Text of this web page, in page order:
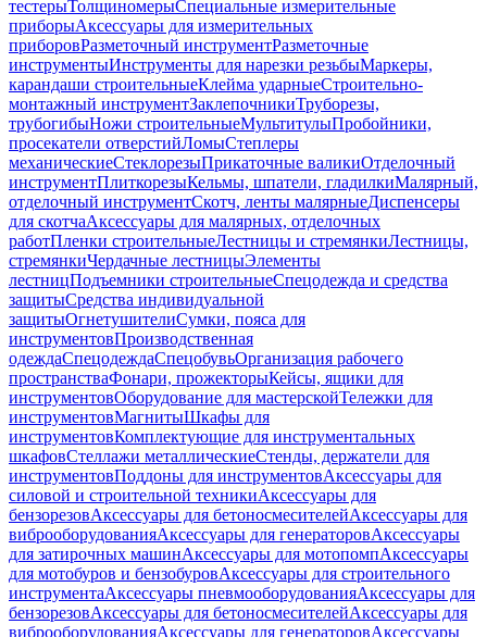
тестерыТолщиномерыСпециальные измерительные
приборыАксессуары для измерительных
приборовРазметочный инструментРазметочные
инструментыИнструменты для нарезки резьбыМаркеры,
карандаши строительныеКлейма ударныеСтроительно-
монтажный инструментЗаклепочникиТруборезы,
трубогибыНожи строительныеМультитулыПробойники,
просекатели отверстийЛомыСтеплеры
механическиеСтеклорезыПрикаточные валикиОтделочный
инструментПлиткорезыКельмы, шпатели, гладилкиМалярный,
отделочный инструментСкотч, ленты малярныеДиспенсеры
для скотчаАксессуары для малярных, отделочных
работПленки строительныеЛестницы и стремянкиЛестницы,
стремянкиЧердачные лестницыЭлементы
лестницПодъемники строительныеСпецодежда и средства
защитыСредства индивидуальной
защитыОгнетушителиСумки, пояса для
инструментовПроизводственная
одеждаСпецодеждаСпецобувьОрганизация рабочего
пространстваФонари, прожекторыКейсы, ящики для
инструментовОборудование для мастерскойТележки для
инструментовМагнитыШкафы для
инструментовКомплектующие для инструментальных
шкафовСтеллажи металлическиеСтенды, держатели для
инструментовПоддоны для инструментовАксессуары для
силовой и строительной техникиАксессуары для
бензорезовАксессуары для бетоносмесителейАксессуары для
виброоборудованияАксессуары для генераторовАксессуары
для затирочных машинАксессуары для мотопомпАксессуары
для мотобуров и бензобуровАксессуары для строительного
инструментаАксессуары пневмооборудованияАксессуары для
бензорезовАксессуары для бетоносмесителейАксессуары для
виброоборудованияАксессуары для генераторовАксессуары